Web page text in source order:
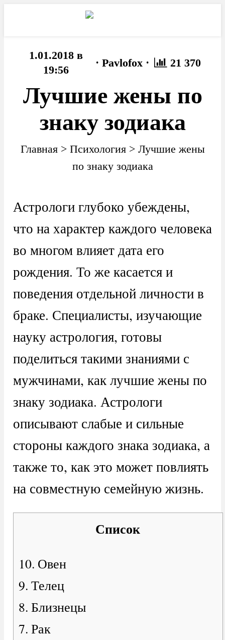
1.01.2018 в
19:56
· Pavlofox · 21 370
Лучшие жены по
знаку зодиака
Главная> Психология> Лучшие жены
по знаку зодиака
Астрологи глубоко убеждены,
что на характер каждого человека
во многом влияет дата его
рождения. То же касается и
поведения отдельной личности в
браке. Специалисты, изучающие
науку астрология, готовы
поделиться такими знаниями с
мужчинами, как лучшие жены по
знаку зодиака. Астрологи
описывают слабые и сильные
стороны каждого знака зодиака, а
также то, как это может повлиять
на совместную семейную жизнь.
Список
10. Овен
9. Телец
8. Близнецы
7. Рак